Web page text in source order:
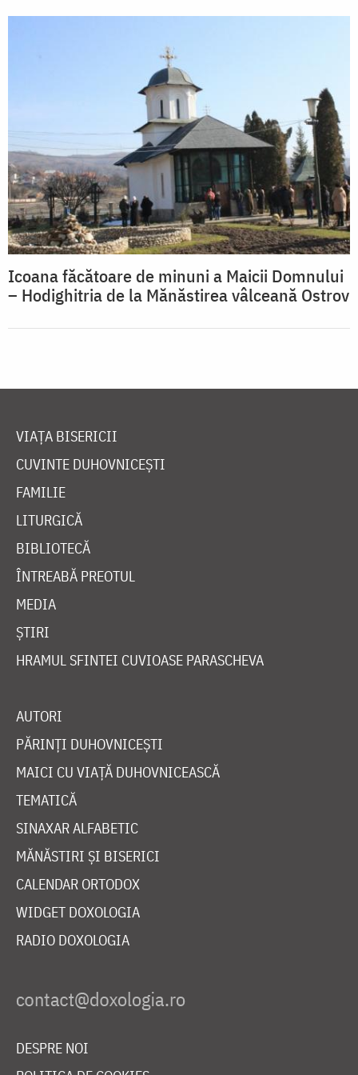
Icoana făcătoare de minuni a Maicii Domnului
– Hodighitria de la Mănăstirea vâlceană Ostrov
VIAȚA BISERICII
CUVINTE DUHOVNICEȘTI
FAMILIE
LITURGICĂ
BIBLIOTECĂ
ÎNTREABĂ PREOTUL
MEDIA
ȘTIRI
HRAMUL SFINTEI CUVIOASE PARASCHEVA
AUTORI
PĂRINȚI DUHOVNICEȘTI
MAICI CU VIAȚĂ DUHOVNICEASCĂ
TEMATICĂ
SINAXAR ALFABETIC
MĂNĂSTIRI ȘI BISERICI
CALENDAR ORTODOX
WIDGET DOXOLOGIA
RADIO DOXOLOGIA
DESPRE NOI